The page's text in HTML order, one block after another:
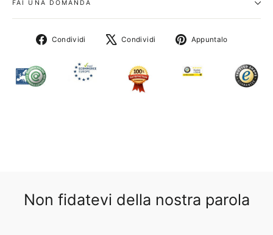
FAI UNA DOMANDA
Condividi
CondividiCondividi
Tweet Appuntalo
Non fidatevi della nostra parola